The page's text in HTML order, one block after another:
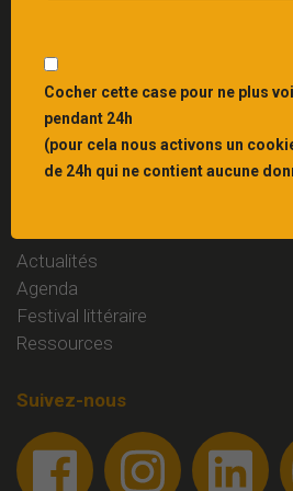
Interbibly, centre de ressources
Liens
Mentions légales
Contact
Actualités
Agenda
Festival littéraire
Ressources
Suivez-nous
Cocher cette case pour ne plus
pendant 24h
(pour cela nous activons un
de 24h qui ne contient aucune